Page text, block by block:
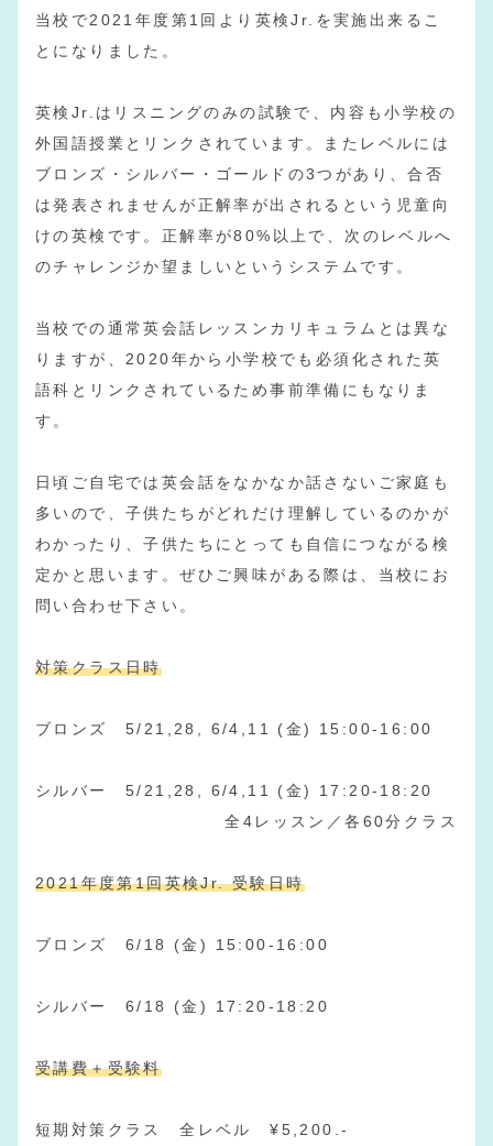
当校で2021年度第1回より英検Jr.を実施出来るこ
とになりました。
英検Jr.はリスニングのみの試験で、内容も小学校の
外国語授業とリンクされています。またレベルには
ブロンズ・シルバー・ゴールドの3つがあり、合否
は発表されませんが正解率が出されるという児童向
けの英検です。正解率が80%以上で、次のレベルへ
のチャレンジか望ましいというシステムです。
当校での通常英会話レッスンカリキュラムとは異な
りますが、2020年から小学校でも必須化された英
語科とリンクされているため事前準備にもなりま
す。
日頃ご自宅では英会話をなかなか話さないご家庭も
多いので、子供たちがどれだけ理解しているのかが
わかったり、子供たちにとっても自信につながる検
定かと思います。ぜひご興味がある際は、当校にお
問い合わせ下さい。
対策クラス日時
ブロンズ 5/21,28, 6/4,11 (金) 15:00-16:00
シルバー 5/21,28, 6/4,11 (金) 17:20-18:20
全4レッスン／各60分クラス
2021年度第1回英検Jr. 受験日時
ブロンズ 6/18 (金) 15:00-16:00
シルバー 6/18 (金) 17:20-18:20
受講費＋受験料
短期対策クラス 全レベル ¥5,200.-